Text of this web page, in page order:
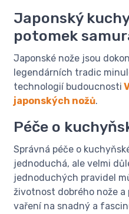
Japonský
potomek
Japonské nože jsou
legendárních tradic
technologií budoucnosti
japonských nožů.
Péče o
Správná péče o
jednoduchá, ale velmi
jednoduchých pravidel
životnost dobrého nože
vaření na snadný a